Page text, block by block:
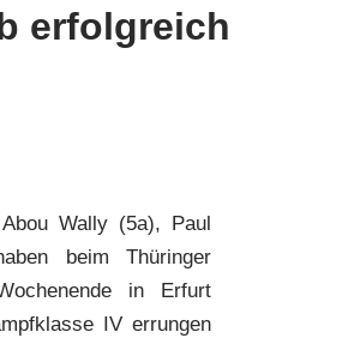
erfolgreich
Wally (5a), Paul
beim Thüringer
in Erfurt
IV errungen